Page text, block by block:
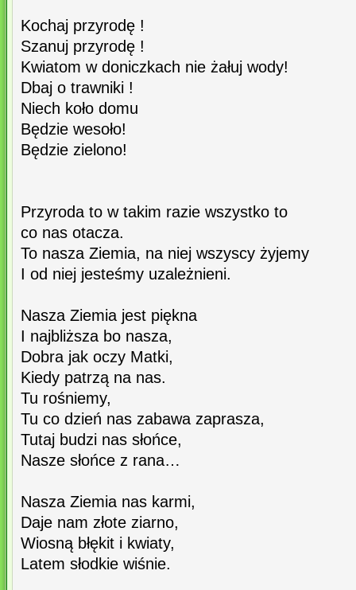
Kochaj przyrodę !
Szanuj przyrodę !
Kwiatom w doniczkach nie żałuj wody!
Dbaj o trawniki !
Niech koło domu
Będzie wesoło!
Będzie zielono!
Przyroda to w takim razie wszystko to
co nas otacza.
To nasza Ziemia, na niej wszyscy żyjemy
I od niej jesteśmy uzależnieni.
Nasza Ziemia jest piękna
I najbliższa bo nasza,
Dobra jak oczy Matki,
Kiedy patrzą na nas.
Tu rośniemy,
Tu co dzień nas zabawa zaprasza,
Tutaj budzi nas słońce,
Nasze słońce z rana…
Nasza Ziemia nas karmi,
Daje nam złote ziarno,
Wiosną błękit i kwiaty,
Latem słodkie wiśnie.